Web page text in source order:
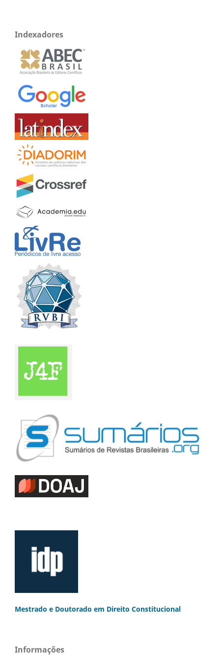
Indexadores
Mestrado e Doutorado em Direito Constitucional
Informações